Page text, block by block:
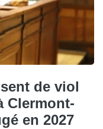
de viol
Clermont-
en 2027